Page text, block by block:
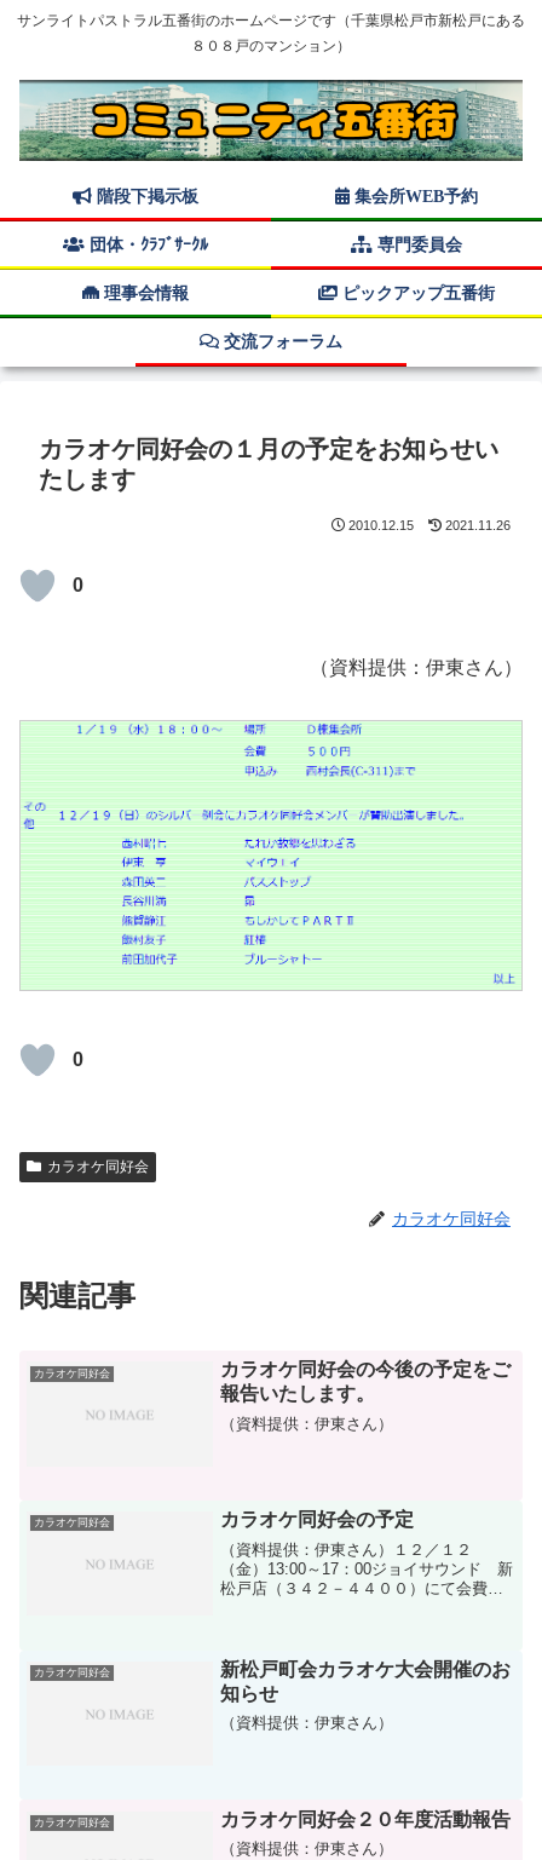
サンライトパストラル五番街のホームページです（千葉県松戸市新松戸にある
８０８戸のマンション）
階段下掲示板 集会所WEB予約
団体・ｸﾗﾌﾞｻｰｸﾙ 専門委員会
理事会情報 ピックアップ五番街
交流フォーラム
カラオケ同好会の１月の予定をお知らせい
たします
2010.12.15 2021.11.26
0
（資料提供：伊東さん）
0
カラオケ同好会
カラオケ同好会
関連記事
カラオケ同好会
カラオケ同好会の今後の予定をご
報告いたします。
（資料提供：伊東さん）
カラオケ同好会 カラオケ同好会の予定
（資料提供：伊東さん）１２／１２
（金）13:00～17：00ジョイサウンド 新
松戸店（３４２－４４００）にて会費
カラオケ同好会
新松戸町会カラオケ大会開催のお
知らせ
（資料提供：伊東さん）
カラオケ同好会 カラオケ同好会２０年度活動報告
（資料提供：伊東さん）